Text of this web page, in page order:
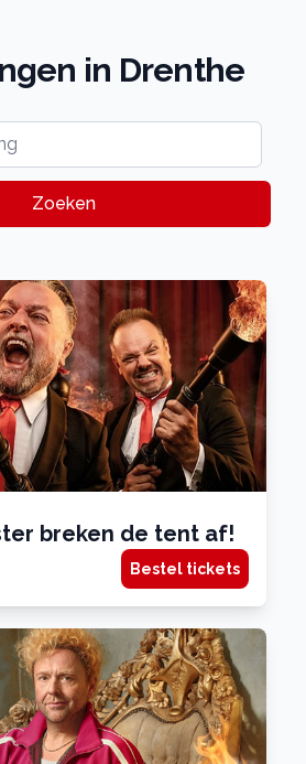
in Drenthe
Zoeken
breken de tent af!
Bestel tickets